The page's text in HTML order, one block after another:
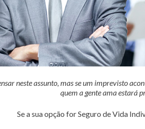
neste assunto, mas se um imprevisto
quem a gente ama estará
Se a sua opção for Seguro de Vida